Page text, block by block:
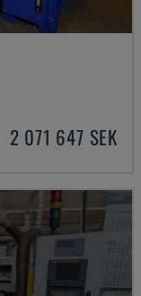
2 071 647 SEK